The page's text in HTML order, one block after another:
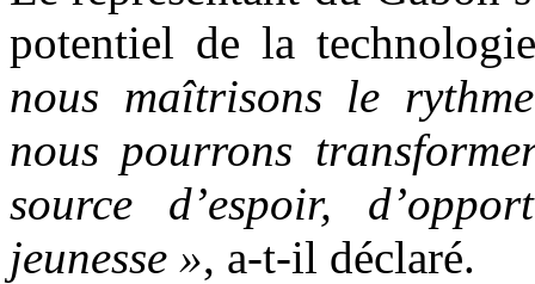
potentiel de la
nous maîtrisons le
nous pourrons
source d’espoir,
jeunesse », a-t-il déclaré.